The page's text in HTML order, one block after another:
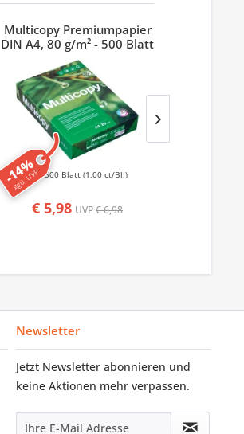
-14%
ggü. UVP
Multicopy Premiumpapier
DIN A4, 80 g/m² - 500 Blatt
€ 5,98 UVP€ 6,98
500 Blatt (1,00 ct/Bl.)
Newsletter
Jetzt Newsletter abonnieren und
keine Aktionen mehr verpassen.